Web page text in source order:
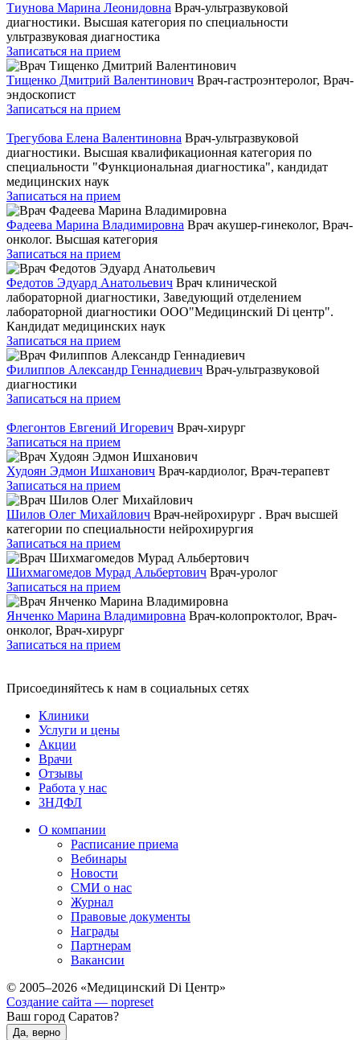
Тиунова Марина Леонидовна Врач-ультразвуковой
диагностики. Высшая категория по специальности
ультразвуковая диагностика
Записаться на прием
Тищенко Дмитрий Валентинович Врач-гастроэнтеролог, Врач-
эндоскопист
Записаться на прием
Трегубова Елена Валентиновна Врач-ультразвуковой
диагностики. Высшая квалификационная категория по
специальности "Функциональная диагностика", кандидат
медицинских наук
Записаться на прием
Фадеева Марина Владимировна Врач акушер-гинеколог, Врач-
онколог. Высшая категория
Записаться на прием
Федотов Эдуард Анатольевич Врач клинической
лабораторной диагностики, Заведующий отделением
лабораторной диагностики ООО"Медицинский Di центр".
Кандидат медицинских наук
Записаться на прием
Филиппов Александр Геннадиевич Врач-ультразвуковой
диагностики
Записаться на прием
Флегонтов Евгений Игоревич Врач-хирург
Записаться на прием
Худоян Эдмон Ишханович Врач-кардиолог, Врач-терапевт
Записаться на прием
Шилов Олег Михайлович Врач-нейрохирург . Врач высшей
категории по специальности нейрохирургия
Записаться на прием
Шихмагомедов Мурад Альбертович Врач-уролог
Записаться на прием
Янченко Марина Владимировна Врач-колопроктолог, Врач-
онколог, Врач-хирург
Записаться на прием
Присоединяйтесь к нам в социальных сетях
Клиники
Услуги и цены
Акции
Врачи
Отзывы
Работа у нас
3НДФЛ
О компании
Расписание приема
Вебинары
Новости
СМИ о нас
Журнал
Правовые документы
Награды
Партнерам
Вакансии
© 2005–2026 «Медицинский Di Центр»
Создание сайта — nopreset
Ваш город Саратов?
Да, верно